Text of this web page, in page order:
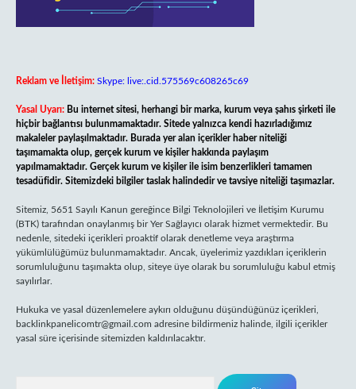
Reklam ve İletişim: Skype: live:.cid.575569c608265c69
Yasal Uyarı: Bu internet sitesi, herhangi bir marka, kurum veya şahıs şirketi ile
hiçbir bağlantısı bulunmamaktadır. Sitede yalnızca kendi hazırladığımız
makaleler paylaşılmaktadır. Burada yer alan içerikler haber niteliği
taşımamakta olup, gerçek kurum ve kişiler hakkında paylaşım
yapılmamaktadır. Gerçek kurum ve kişiler ile isim benzerlikleri tamamen
tesadüfidir. Sitemizdeki bilgiler taslak halindedir ve tavsiye niteliği taşımazlar.
Sitemiz, 5651 Sayılı Kanun gereğince Bilgi Teknolojileri ve İletişim Kurumu
(BTK) tarafından onaylanmış bir Yer Sağlayıcı olarak hizmet vermektedir. Bu
nedenle, sitedeki içerikleri proaktif olarak denetleme veya araştırma
yükümlülüğümüz bulunmamaktadır. Ancak, üyelerimiz yazdıkları içeriklerin
sorumluluğunu taşımakta olup, siteye üye olarak bu sorumluluğu kabul etmiş
sayılırlar.
Hukuka ve yasal düzenlemelere aykırı olduğunu düşündüğünüz içerikleri,
backlinkpanelicomtr@gmail.com adresine bildirmeniz halinde, ilgili içerikler
yasal süre içerisinde sitemizden kaldırılacaktır.